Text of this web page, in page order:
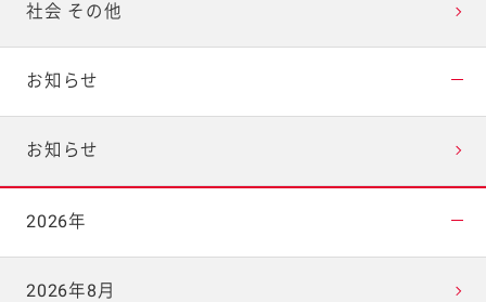
社会 その他
お知らせ
お知らせ
2026年
2026年8月